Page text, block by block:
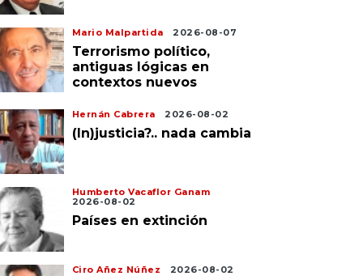
Mario Malpartida 2026-08-07
Terrorismo político,
antiguas lógicas en
contextos nuevos
Hernán Cabrera 2026-08-02
(In)justicia?.. nada cambia
Humberto Vacaflor Ganam
2026-08-02
Países en extinción
Ciro Añez Núñez 2026-08-02